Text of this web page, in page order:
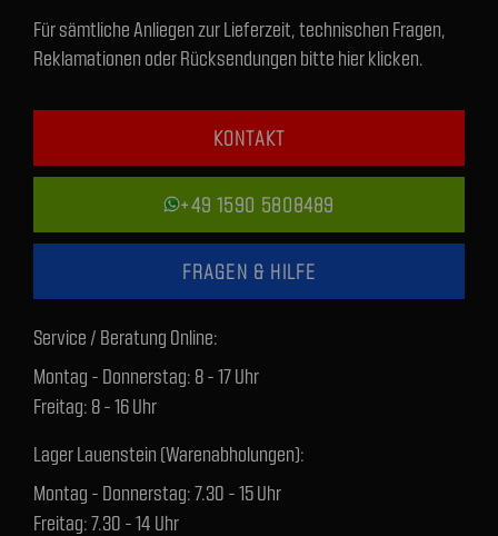
Für sämtliche Anliegen zur Lieferzeit, technischen Fragen,
Reklamationen oder Rücksendungen bitte hier klicken.
KONTAKT
+49 1590 5808489
FRAGEN & HILFE
Service / Beratung Online:
Montag - Donnerstag: 8 - 17 Uhr
Freitag: 8 - 16 Uhr
Lager Lauenstein (Warenabholungen):
Montag - Donnerstag: 7.30 - 15 Uhr
Freitag: 7.30 - 14 Uhr